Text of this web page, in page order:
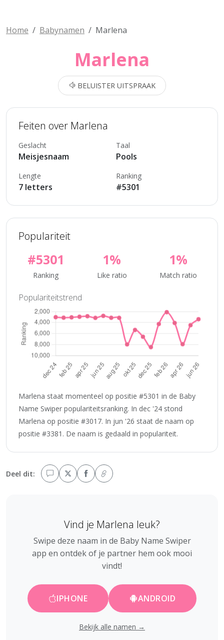
Home Babynamen Marlena
Marlena
BELUISTER UITSPRAAK
Feiten over Marlena
Geslacht
Meisjesnaam
Taal
Pools
Lengte
7 letters
Ranking
#5301
Populariteit
#5301
Ranking
1%
Like ratio
1%
Match ratio
Populariteitstrend
Marlena staat momenteel op positie #5301 in de Baby
Name Swiper populariteitsranking. In dec '24 stond
Marlena op positie #3017. In jun '26 staat de naam op
positie #3381. De naam is gedaald in populariteit.
Deel dit:
Vind je Marlena leuk?
Swipe deze naam in de Baby Name Swiper
app en ontdek of je partner hem ook mooi
vindt!
IPHONE ANDROID
Bekijk alle namen →